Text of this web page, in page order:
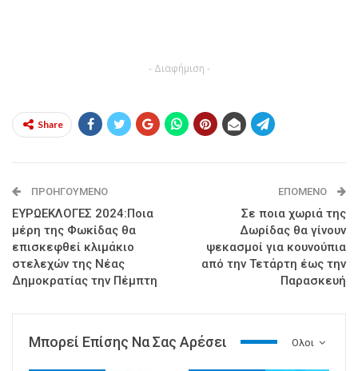
- Διαφήμιση -
Share
ΠΡΟΗΓΟΎΜΕΝΟ
ΕΥΡΩΕΚΛΟΓΕΣ 2024:Ποια
μέρη της Φωκίδας θα
επισκεφθεί κλιμάκιο
στελεχών της Νέας
Δημοκρατίας την Πέμπτη
ΕΠΌΜΕΝΟ
Σε ποια χωριά της
Δωρίδας θα γίνουν
ψεκασμοί για κουνούπια
από την Τετάρτη έως την
Παρασκευή
Ολοι
Μπορεί Επίσης Να Σας Αρέσει